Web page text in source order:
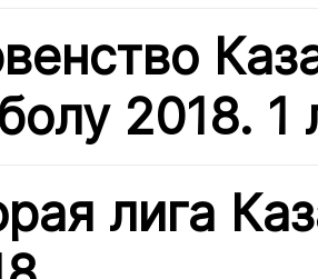
2018. 1
лига